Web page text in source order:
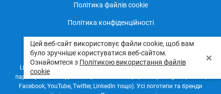
Політика файлів cookie
Політика конфіденційності
LikesID © 2026 Усі права захищені
LikesID діє незалежно та не має жодної афіліації, спонсорства чи
партнерства з жодною соціальною платформою (Instagram, TikTok,
Facebook, YouTube, Twitter, LinkedIn тощо). Усі логотипи та бренди
Цей веб-сайт використовує файли cookie, щоб вам
було зручніше користуватися веб-сайтом.
Ознайомтеся з Політикою використання файлів
cookie